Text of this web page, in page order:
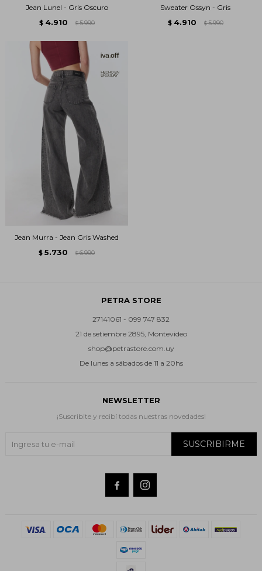
Jean Lunel - Gris Oscuro
$ 4.910 $ 5.990
Sweater Ossyn - Gris
$ 4.910 $ 5.990
Jean Murra - Jean Gris Washed
$ 5.730 $ 6.990
PETRA STORE
27141061 - 099 747 832
21 de setiembre 2895, Montevideo
shop@petrastore.com.uy
De lunes a sábados de 11 a 20hs
NEWSLETTER
¡Suscribite y recibí todas nuestras novedades!
SUSCRIBIRME
 